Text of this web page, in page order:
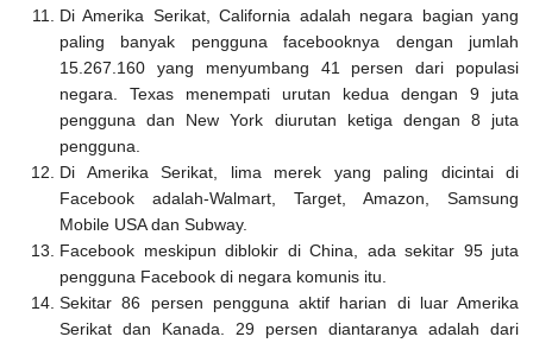
Di Amerika Serikat, California adalah negara bagian yang
paling banyak pengguna facebooknya dengan jumlah
15.267.160 yang menyumbang 41 persen dari populasi
negara. Texas menempati urutan kedua dengan 9 juta
pengguna dan New York diurutan ketiga dengan 8 juta
pengguna.
Di Amerika Serikat, lima merek yang paling dicintai di
Facebook adalah-Walmart, Target, Amazon, Samsung
Mobile USA dan Subway.
Facebook meskipun diblokir di China, ada sekitar 95 juta
pengguna Facebook di negara komunis itu.
Sekitar 86 persen pengguna aktif harian di luar Amerika
Serikat dan Kanada. 29 persen diantaranya adalah dari